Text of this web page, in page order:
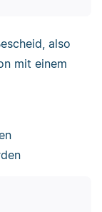
also
mit einem